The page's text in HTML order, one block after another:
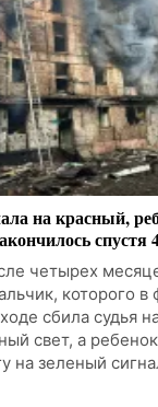
на красный,
спустя
четырех
которого в
сбила судья
свет, а
на зеленый